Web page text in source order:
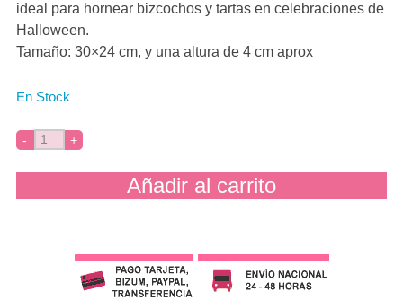
ideal para hornear bizcochos y tartas en celebraciones de
Halloween.
Tamaño: 30×24 cm, y una altura de 4 cm aprox
En Stock
Añadir al carrito